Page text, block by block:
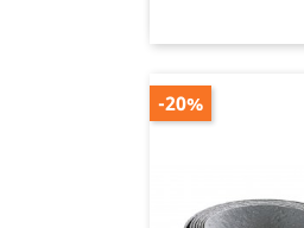
-20%